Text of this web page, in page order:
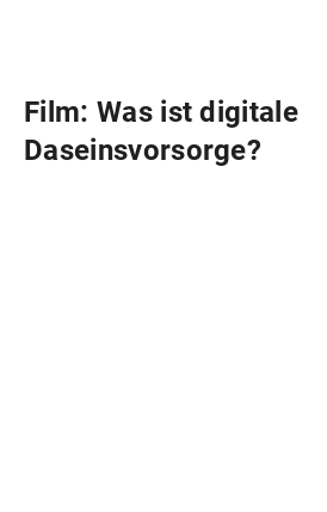
Film: Was ist digitale
Daseinsvorsorge?